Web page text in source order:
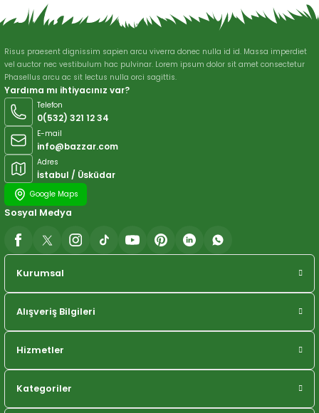
Gönder
Risus praesent dignissim sapien arcu viverra donec nulla id id. Massa imperdiet
vel auctor nec vestibulum hac pulvinar. Lorem ipsum dolor sit amet consectetur
Phasellus arcu ac sit lectus nulla orci sagittis.
Yardıma mı ihtiyacınız var?
Telefon
0(532) 321 12 34
E-mail
info@bazzar.com
Adres
İstabul / Üsküdar
Google Maps
Kurumsal
Alışveriş Bilgileri
Hizmetler
Kategoriler
Sosyal Medya